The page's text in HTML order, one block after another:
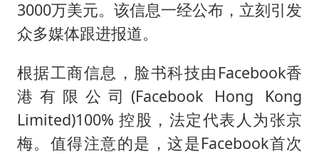
东航：国内客票提前14天免费退改
夯实基础开新局
3000万美元。该信息一经公布，立刻引发
众多媒体跟进报道。
根据工商信息，脸书科技由Facebook香
港有限公司(Facebook Hong Kong
Limited)100% 控股，法定代表人为张京
梅。值得注意的是，这是Facebook首次